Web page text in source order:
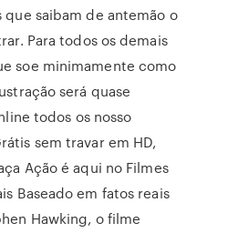
saibam de antemão o
Para todos os demais
soe minimamente como
será quase
todos os nosso
sem travar em HD,
Ação é aqui no Filmes
Baseado em fatos reais
Hawking, o filme